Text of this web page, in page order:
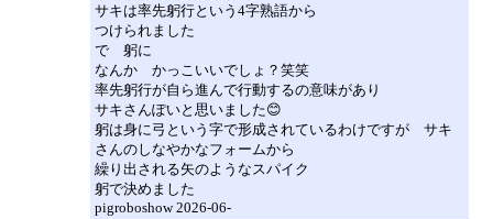
サキは率先躬行という4字熟語から
つけられました
で 躬に
なんか かっこいいでしょ？笑笑
率先躬行が自ら進んで行動するの意味があり
サキさんぽいと思いました😊
躬は身に弓という字で形成されているわけですが サキ
さんのしなやかなフォームから
繰り出される矢のようなスパイク
躬で決めました
pigroboshow 2026-06-